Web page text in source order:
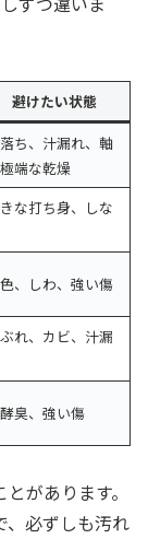
避けたい状態
ち、汁漏れ、軸
端な乾燥
な打ち身、しな
、しわ、強い傷
れ、カビ、汁漏
臭、強い傷
があります。
、必ずしも汚れ